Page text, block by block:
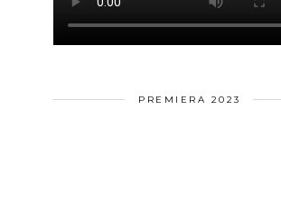
PREMIERA 2023